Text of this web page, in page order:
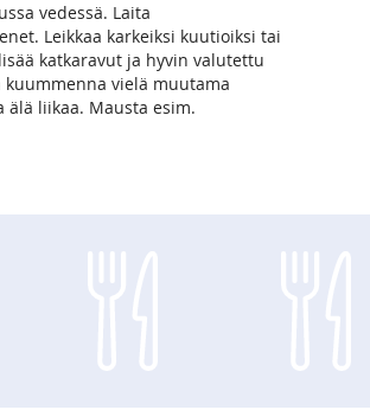
vedessä. Laita
Leikkaa karkeiksi kuutioiksi tai
katkaravut ja hyvin valutettu
vielä muutama
liikaa. Mausta esim.